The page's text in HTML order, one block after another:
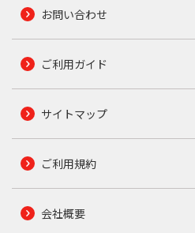
お問い合わせ
ご利用ガイド
サイトマップ
ご利用規約
会社概要